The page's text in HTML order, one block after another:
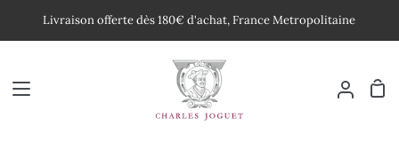
Livraison offerte dès 180€ d'achat, France Metropolitaine
Mon